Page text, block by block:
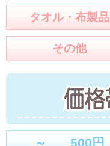
タオル・布製品
その他
～ 500円